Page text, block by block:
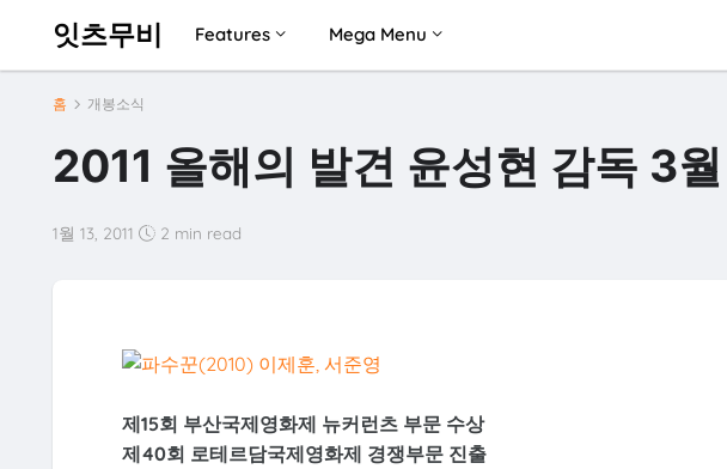
잇츠무비 Features Mega Menu
홈 개봉소식
2011 올해의 발견 윤성현 감독 3
1월 13, 2011 2 min read
제15회 부산국제영화제 뉴커런츠 부문 수상
제40회 로테르담국제영화제 경쟁부문 진출